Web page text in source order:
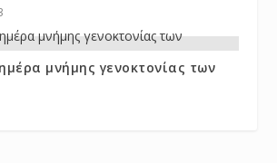
μνήμης γενοκτονίας των